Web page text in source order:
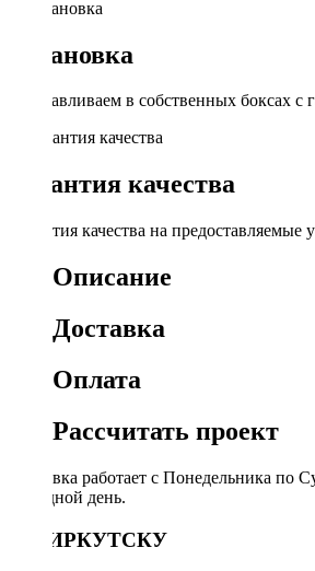
Установка
Устанавливаем в собственных боксах с
Гарантия качества
Гарантия качества на предоставляемые
Описание
Доставка
Оплата
Рассчитать проект
Доставка работает с Понедельника по
выходной день.
ПО ИРКУТСКУ